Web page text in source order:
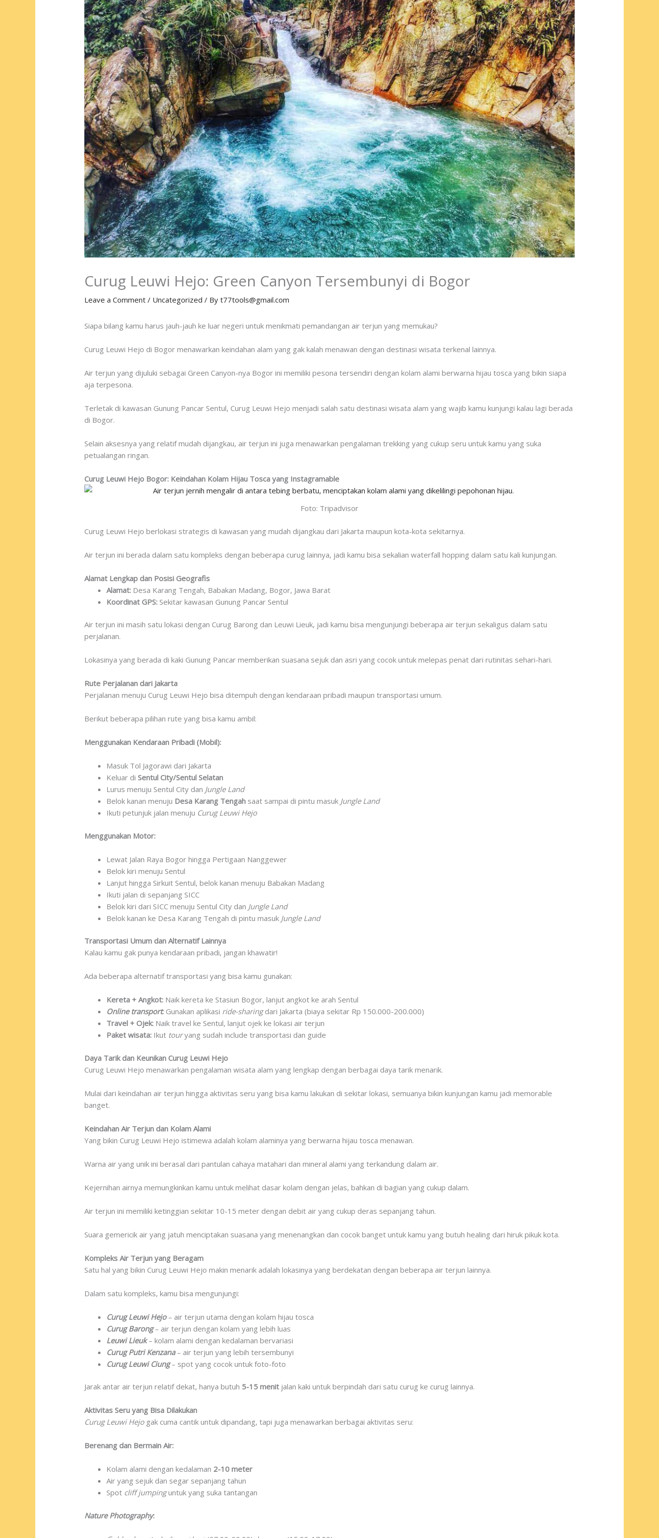
Curug Leuwi Hejo: Green Canyon Tersembunyi di Bogor
Leave a Comment / Uncategorized / Byt77tools@gmail.com
Siapa bilang kamu harus jauh-jauh ke luar negeri untuk menikmati pemandangan air terjun yang memukau?
Curug Leuwi Hejo di Bogor menawarkan keindahan alam yang gak kalah menawan dengan destinasi wisata terkenal lainnya.
Air terjun yang dijuluki sebagai Green Canyon-nya Bogor ini memiliki pesona tersendiri dengan kolam alami berwarna hijau tosca yang bikin siapa
aja terpesona.
Terletak di kawasan Gunung Pancar Sentul, Curug Leuwi Hejo menjadi salah satu destinasi wisata alam yang wajib kamu kunjungi kalau lagi berada
di Bogor.
Selain aksesnya yang relatif mudah dijangkau, air terjun ini juga menawarkan pengalaman trekking yang cukup seru untuk kamu yang suka
petualangan ringan.
Curug Leuwi Hejo Bogor: Keindahan Kolam Hijau Tosca yang Instagramable
Foto: Tripadvisor
Curug Leuwi Hejo berlokasi strategis di kawasan yang mudah dijangkau dari Jakarta maupun kota-kota sekitarnya.
Air terjun ini berada dalam satu kompleks dengan beberapa curug lainnya, jadi kamu bisa sekalian waterfall hopping dalam satu kali kunjungan.
Alamat Lengkap dan Posisi Geografis
Alamat: Desa Karang Tengah, Babakan Madang, Bogor, Jawa Barat
Koordinat GPS: Sekitar kawasan Gunung Pancar Sentul
Air terjun ini masih satu lokasi dengan Curug Barong dan Leuwi Lieuk, jadi kamu bisa mengunjungi beberapa air terjun sekaligus dalam satu
perjalanan.
Lokasinya yang berada di kaki Gunung Pancar memberikan suasana sejuk dan asri yang cocok untuk melepas penat dari rutinitas sehari-hari.
Rute Perjalanan dari Jakarta
Perjalanan menuju Curug Leuwi Hejo bisa ditempuh dengan kendaraan pribadi maupun transportasi umum.
Berikut beberapa pilihan rute yang bisa kamu ambil:
Menggunakan Kendaraan Pribadi (Mobil):
Masuk Tol Jagorawi dari Jakarta
Keluar diSentul City/Sentul Selatan
Lurus menuju Sentul City dan Jungle Land
Belok kanan menuju Desa Karang Tengah saat sampai di pintu masuk Jungle Land
Ikuti petunjuk jalan menuju Curug Leuwi Hejo
Menggunakan Motor:
Lewat Jalan Raya Bogor hingga Pertigaan Nanggewer
Belok kiri menuju Sentul
Lanjut hingga Sirkuit Sentul, belok kanan menuju Babakan Madang
Ikuti jalan di sepanjang SICC
Belok kiri dari SICC menuju Sentul City dan Jungle Land
Belok kanan ke Desa Karang Tengah di pintu masuk Jungle Land
Transportasi Umum dan Alternatif Lainnya
Kalau kamu gak punya kendaraan pribadi, jangan khawatir!
Ada beberapa alternatif transportasi yang bisa kamu gunakan:
Kereta + Angkot: Naik kereta ke Stasiun Bogor, lanjut angkot ke arah Sentul
Online transport: Gunakan aplikasi ride-sharingdari Jakarta (biaya sekitar Rp 150.000-200.000)
Travel + Ojek: Naik travel ke Sentul, lanjut ojek ke lokasi air terjun
Paket wisata: Ikut touryang sudah include transportasi dan guide
Daya Tarik dan Keunikan Curug Leuwi Hejo
Curug Leuwi Hejo menawarkan pengalaman wisata alam yang lengkap dengan berbagai daya tarik menarik.
Mulai dari keindahan air terjun hingga aktivitas seru yang bisa kamu lakukan di sekitar lokasi, semuanya bikin kunjungan kamu jadi memorable
banget.
Keindahan Air Terjun dan Kolam Alami
Yang bikin Curug Leuwi Hejo istimewa adalah kolam alaminya yang berwarna hijau tosca menawan.
Warna air yang unik ini berasal dari pantulan cahaya matahari dan mineral alami yang terkandung dalam air.
Kejernihan airnya memungkinkan kamu untuk melihat dasar kolam dengan jelas, bahkan di bagian yang cukup dalam.
Air terjun ini memiliki ketinggian sekitar 10-15 meter dengan debit air yang cukup deras sepanjang tahun.
Suara gemericik air yang jatuh menciptakan suasana yang menenangkan dan cocok banget untuk kamu yang butuh healing dari hiruk pikuk kota.
Kompleks Air Terjun yang Beragam
Satu hal yang bikin Curug Leuwi Hejo makin menarik adalah lokasinya yang berdekatan dengan beberapa air terjun lainnya.
Dalam satu kompleks, kamu bisa mengunjungi:
Curug Leuwi Hejo– air terjun utama dengan kolam hijau tosca
Curug Barong– air terjun dengan kolam yang lebih luas
Leuwi Lieuk– kolam alami dengan kedalaman bervariasi
Curug Putri Kenzana– air terjun yang lebih tersembunyi
Curug Leuwi Ciung– spot yang cocok untuk foto-foto
Jarak antar air terjun relatif dekat, hanya butuh 5-15 menit jalan kaki untuk berpindah dari satu curug ke curug lainnya.
Aktivitas Seru yang Bisa Dilakukan
Curug Leuwi Hejogak cuma cantik untuk dipandang, tapi juga menawarkan berbagai aktivitas seru:
Berenang dan Bermain Air:
Kolam alami dengan kedalaman 2-10 meter
Air yang sejuk dan segar sepanjang tahun
Spot cliff jumpinguntuk yang suka tantangan
Nature Photography: